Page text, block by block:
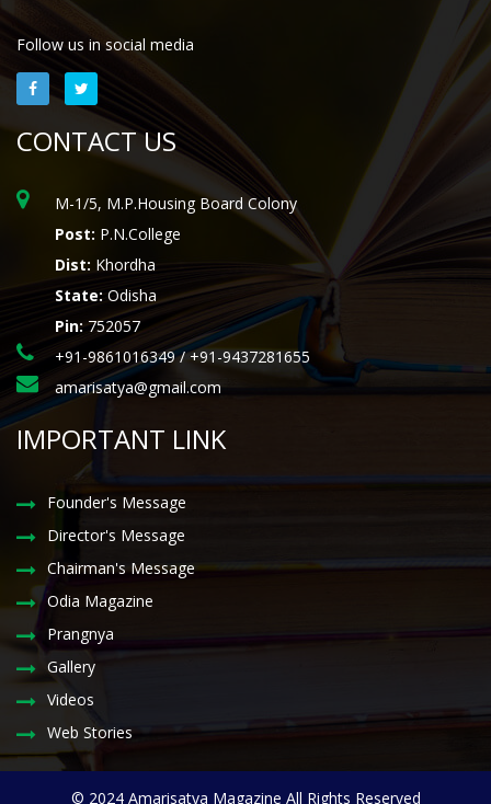
Follow us in social media
CONTACT US
M-1/5, M.P.Housing Board Colony
Post: P.N.College
Dist: Khordha
State: Odisha
Pin:752057
+91-9861016349 / +91-9437281655
amarisatya@gmail.com
IMPORTANT LINK
Founder's Message
Director's Message
Chairman's Message
Odia Magazine
Prangnya
Gallery
Videos
Web Stories
© 2024 Amarisatya Magazine All Rights Reserved